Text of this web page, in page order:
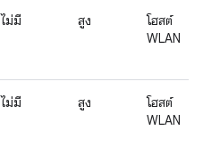
ไม่มี สูง
โฮสต์
WLAN
ไม่มี สูง
โฮสต์
WLAN